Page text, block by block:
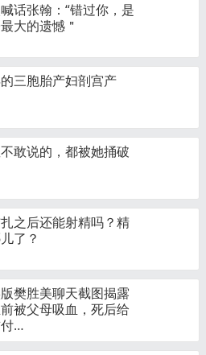
话张翰：“错过你，是
大的遗憾＂
三胞胎产妇剖宫产
敢说的，都被她捅破
之后还能射精吗？精
了？
樊胜美聊天截图揭露
被父母吸血，死后给
…